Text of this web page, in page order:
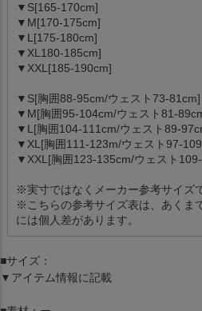
▼S[165-170cm]
▼M[170-175cm]
▼L[175-180cm]
▼XL180-185cm]
▼XXL[185-190cm]
▼S[胸囲88-95cm/ウェスト73-81cm]
▼M[胸囲95-104cm/ウェスト81-
▼L[胸囲104-111cm/ウェスト89-
▼XL[胸囲111-123m/ウェスト97-
▼XXL[胸囲123-135cm/ウェスト
※実寸ではなくメーカー参考サイズ
※こちらの参考サイズ表は、あくま
には個人差があります。
■サイズ：
▼アイテム情報に記載